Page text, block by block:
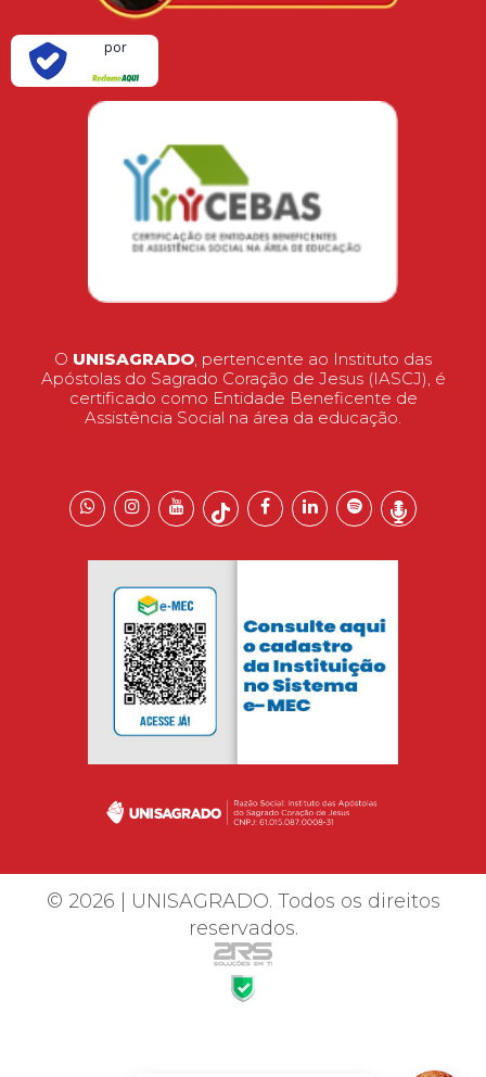
por
O UNISAGRADO, pertencente ao Instituto das
Apóstolas do Sagrado Coração de Jesus (IASCJ), é
certificado como Entidade Beneficente de
Assistência Social na área da educação.
© 2026 | UNISAGRADO. Todos os direitos
reservados.